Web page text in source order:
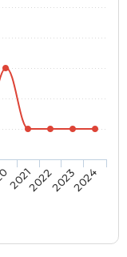
2021202220232024